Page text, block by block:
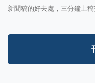
新聞稿的好去處，三分鐘上